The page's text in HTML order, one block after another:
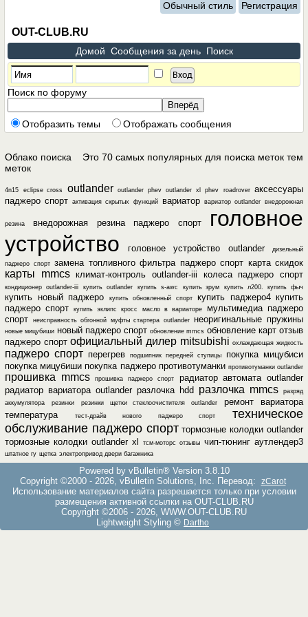
Обычный стиль Регистрация
OUT-CLUB.RU
Домой Сообщения за день Поиск
Поиск по форуму
Отобразить темы Отображать сообщения
Это 70 самых популярных для поиска меток тем
Облако поиска
меток
4n15 eclipse cross outlander outlander phev outlander xl phev roadrover
аксессуары
паджеро спорт
активация скрытых функций вариатор вариатор outlander внедорожная
резина внедорожная резина паджеро спорт
головное
устройство
головное устройство outlander дизельный
паджеро спорт замена топливного фильтра паджеро спорт карта скидок
карты mmcs климат-контроль outlander-iii колеса паджеро спорт
кондиционер outlander-iii купить outlander купить s-awc купить зрум купить л200. купить фыч
купить новый паджеро купить обновленный спорт купить паджеро4 купить
паджеро спорт
купить эклипс кросс масло в вариаторе
мультимедиа паджеро
спорт
неисправность обгонной муфты стартера outlander неоригинальные пружины
новые мицубиши новый паджеро спорт обновление mmcs обновление карт отзыв
паджеро спорт официальный дилер mitsubishi охлаждающая жидкость
паджеро спорт перегрев подшипник передней ступицы
покупка мицубиси
покупка мицубиши покупка паджеро противотуманки противотуманки outlander
прошивка mmcs прошивка паджеро спорт
радиатор автомата outlander
радиатор вариатора outlander разлочка hdd разлочка mmcs
разряд
аккумулятора
резинки резинки щетки стеклоочистителя outlander
ремонт вариатора
температура
тест-драйв нового паджеро спорт
техническое
обслуживание паджеро спорт тормозные колодки outlander
тормозные колодки outlander xl
тсм-моторс отзывы чип-тюнинг аутлендер3
штатное гу щетка электропривод двери багажника
Powered by vBulletin® Version 3.8.10
Copyright ©2000 - 2026, vBulletin Solutions, Inc. Перевод:
zCarot
Использование материалов сайта разрешается только при условии
размещения активной ссылки на OUT-CLUB.RU
Copyright ©2006 - 2026, WWW.OUT-CLUB.RU
Lightweight Styling © Dartho